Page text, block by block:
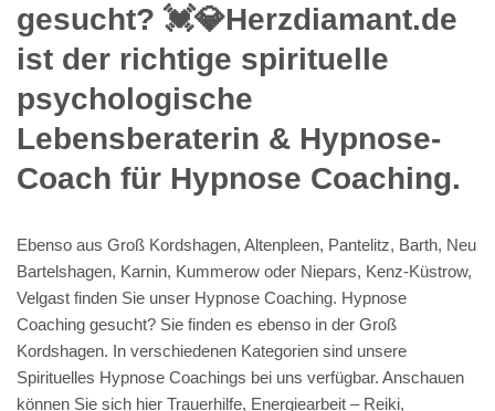
gesucht? 💓️💎Herzdiamant.de
ist der richtige spirituelle
psychologische
Lebensberaterin & Hypnose-
Coach für Hypnose Coaching.
Ebenso aus Groß Kordshagen, Altenpleen, Pantelitz, Barth, Neu
Bartelshagen, Karnin, Kummerow oder Niepars, Kenz-Küstrow,
Velgast finden Sie unser Hypnose Coaching. Hypnose
Coaching gesucht? Sie finden es ebenso in der Groß
Kordshagen. In verschiedenen Kategorien sind unsere
Spirituelles Hypnose Coachings bei uns verfügbar. Anschauen
können Sie sich hier Trauerhilfe, Energiearbeit – Reiki,